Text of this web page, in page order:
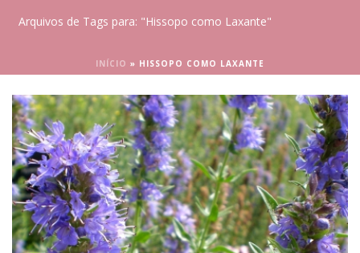
Arquivos de Tags para: "Hissopo como Laxante"
INÍCIO » HISSOPO COMO LAXANTE